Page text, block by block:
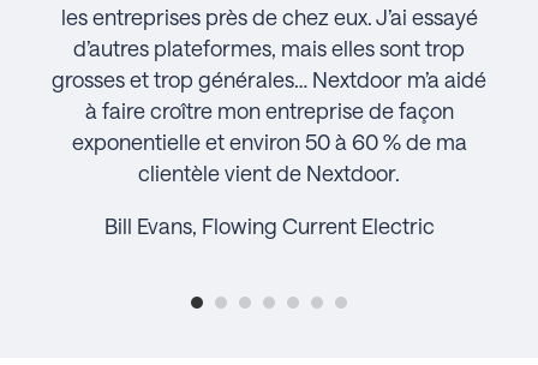
les entreprises près de chez eux. J’ai essayé
d’autres plateformes, mais elles sont trop
grosses et trop générales… Nextdoor m’a aidé
à faire croître mon entreprise de façon
exponentielle et environ 50 à 60 % de ma
clientèle vient de Nextdoor.
Bill Evans, Flowing Current Electric